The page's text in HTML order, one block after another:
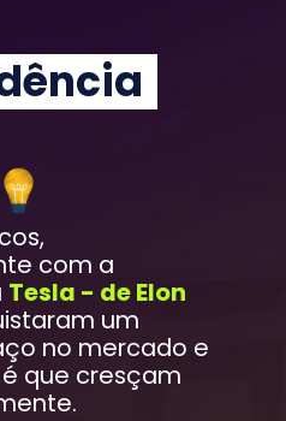
com a
Tesla - de Elon
um
no mercado e
que cresçam